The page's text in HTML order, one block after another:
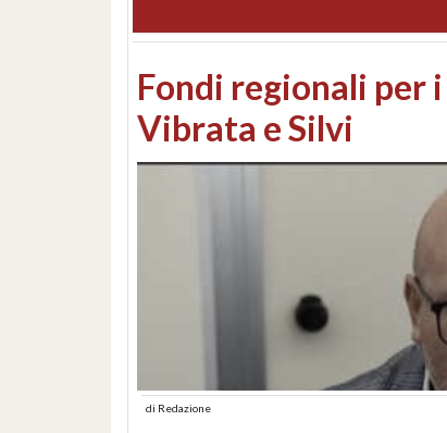
Montesilvano,
lungomare:
abusiva